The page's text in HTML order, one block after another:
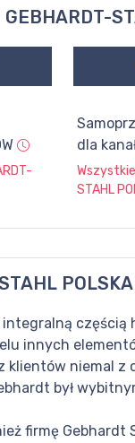
GEBHARDT-
dla
STAHL
POLSKA
częścią
innych
klientów niemal z
był
firmę